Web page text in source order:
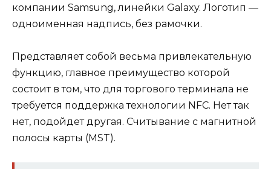
компании Samsung, линейки Galaxy. Логотип —
одноименная надпись, без рамочки.
Представляет собой весьма привлекательную
функцию, главное преимущество которой
состоит в том, что для торгового терминала не
требуется поддержка технологии NFC. Нет так
нет, подойдет другая. Считывание с магнитной
полосы карты (MST).